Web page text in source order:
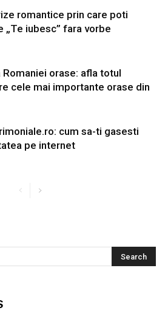
romantice prin care poti
„Te iubesc” fara vorbe
Romaniei orase: afla totul
cele mai importante orase din
cum sa-ti gasesti
pe internet